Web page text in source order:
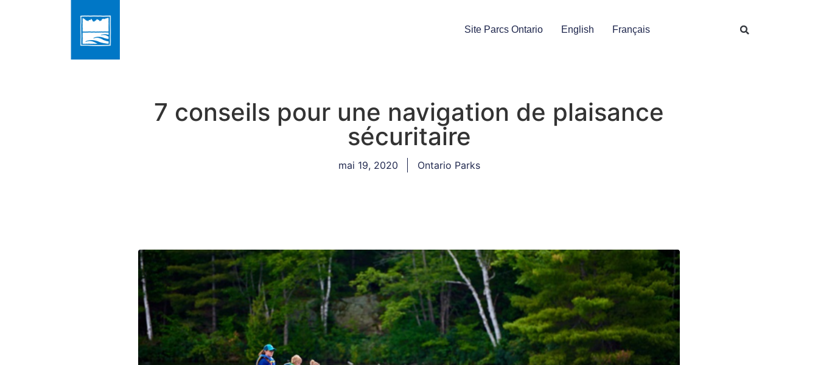
Site Parcs Ontario English Français
7 conseils pour une navigation de plaisance
sécuritaire
mai 19, 2020 Ontario Parks